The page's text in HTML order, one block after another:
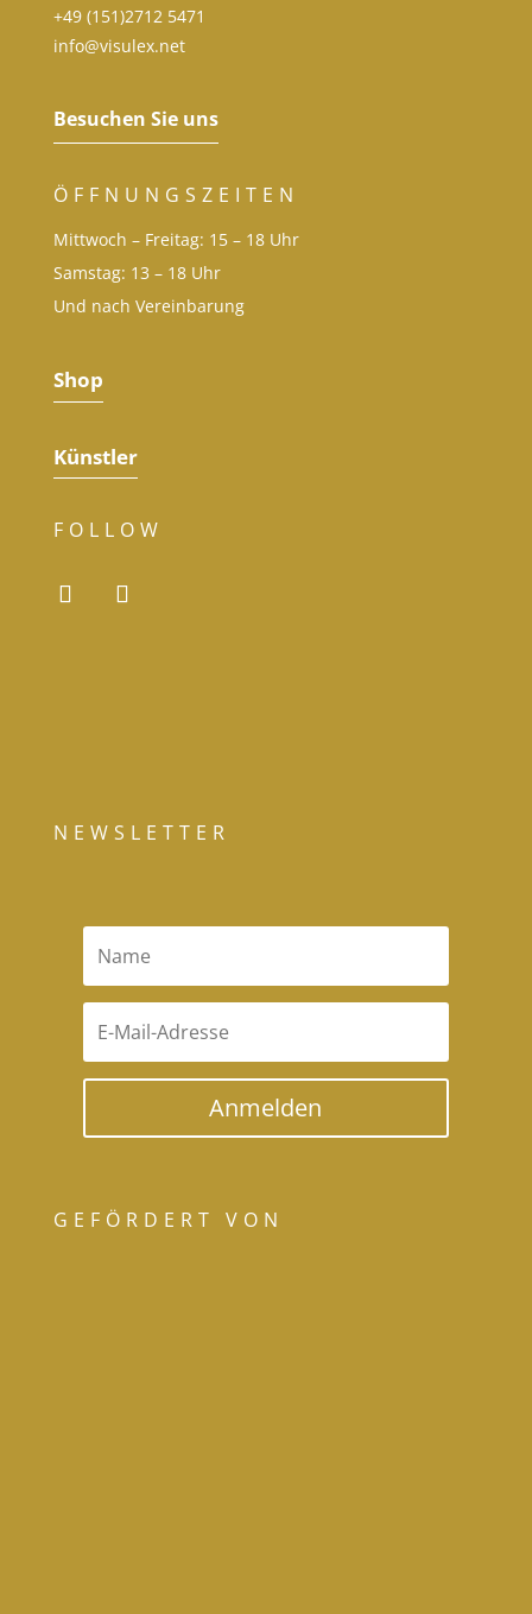
+49 (151)2712 5471
info@visulex.net
Besuchen Sie uns
ÖFFNUNGSZEITEN
Mittwoch – Freitag: 15 – 18 Uhr
Samstag: 13 – 18 Uhr
Und nach Vereinbarung
Shop
Künstler
FOLLOW
NEWSLETTER
Anmelden
GEFÖRDERT VON